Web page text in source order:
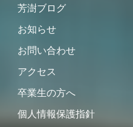
芳澍ブログ
お知らせ
お問い合わせ
アクセス
卒業生の方へ
個人情報保護指針